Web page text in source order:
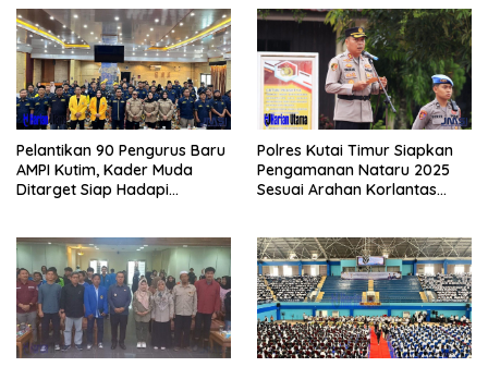
Pelantikan 90 Pengurus Baru
AMPI Kutim, Kader Muda
Ditarget Siap Hadapi
Polres Kutai Timur Siapkan
Pengamanan Nataru 2025
Sesuai Arahan Korlantas